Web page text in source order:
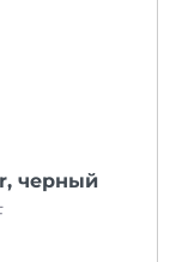
черный